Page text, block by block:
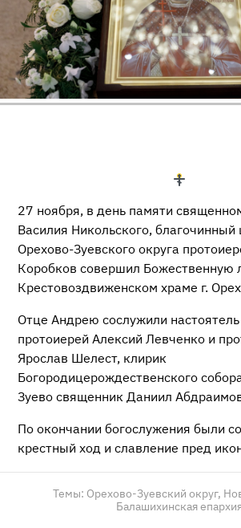
27 ноября, в день памяти
Василия Никольского, благочинный
Орехово-Зуевского округа
Коробков совершил Божественную
Крестовоздвиженском храме г.
Отце Андрею сослужили
протоиерей Алексий Левченко и
Ярослав Шелест, клирик
Богородицерождественского
Зуево священник Даниил
По окончании богослужения были
крестный ход и славление пред
Темы: Орехово-Зуевский округ,
Балашихинская